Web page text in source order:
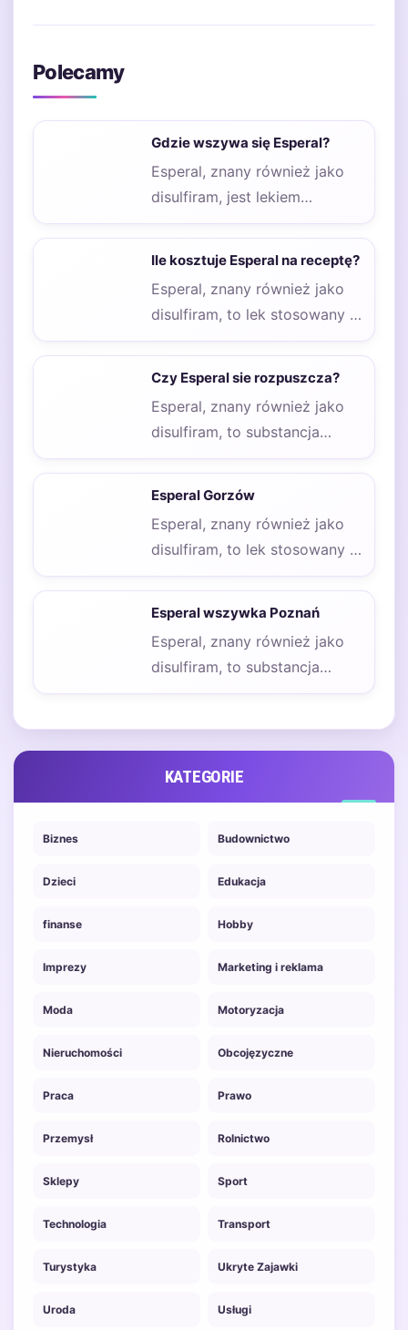
Polecamy
Gdzie wszywa się Esperal?
Esperal, znany również jako
disulfiram, jest lekiem
stosowanym w terapii
Jego działanie…
Ile kosztuje Esperal na receptę?
Esperal, znany również jako
disulfiram, to lek stosowany w
terapii uzależnienia od
Czy Esperal sie rozpuszcza?
Esperal, znany również jako
disulfiram, to substancja
stosowana w leczeniu
Jego działanie…
Esperal Gorzów
Esperal, znany również jako
disulfiram, to lek stosowany w
terapii uzależnienia od
Esperal wszywka Poznań
Esperal, znany również jako
disulfiram, to substancja
stosowana w terapii
KATEGORIE
Biznes Budownictwo
Dzieci Edukacja
finanse Hobby
Imprezy Marketing i reklama
Moda Motoryzacja
Nieruchomości Obcojęzyczne
Praca Prawo
Przemysł Rolnictwo
Sklepy Sport
Technologia Transport
Turystyka Ukryte Zajawki
Uroda Usługi